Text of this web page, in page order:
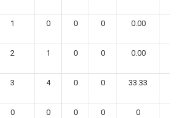
1 0 0 0 0.00
2 1 0 0 0.00
3 4 0 0 33.33
0 0 0 0 0